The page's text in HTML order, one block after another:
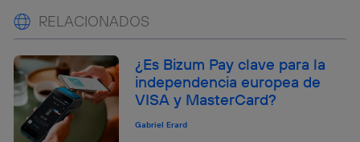
RELACIONADOS
¿Es Bizum Pay clave para la
independencia europea de
VISA y MasterCard?
Gabriel Erard